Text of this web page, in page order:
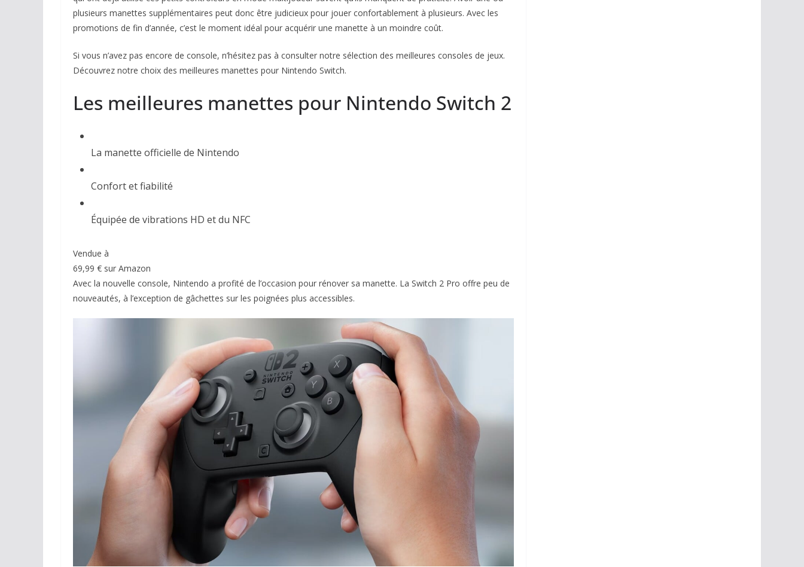
plusieurs manettes supplémentaires peut donc être judicieux pour jouer confortablement à plusieurs. Avec les
promotions de fin d’année, c’est le moment idéal pour acquérir une manette à un moindre coût.
Si vous n’avez pas encore de console, n’hésitez pas à consulter notre sélection des meilleures consoles de jeux.
Découvrez notre choix des meilleures manettes pour Nintendo Switch.
Les meilleures manettes pour Nintendo Switch 2
La manette officielle de Nintendo
Confort et fiabilité
Équipée de vibrations HD et du NFC
Vendue à
69,99 € sur Amazon
Avec la nouvelle console, Nintendo a profité de l’occasion pour rénover sa manette. La Switch 2 Pro offre peu de
nouveautés, à l’exception de gâchettes sur les poignées plus accessibles.